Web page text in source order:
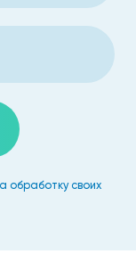
могут
давления,
обработку своих